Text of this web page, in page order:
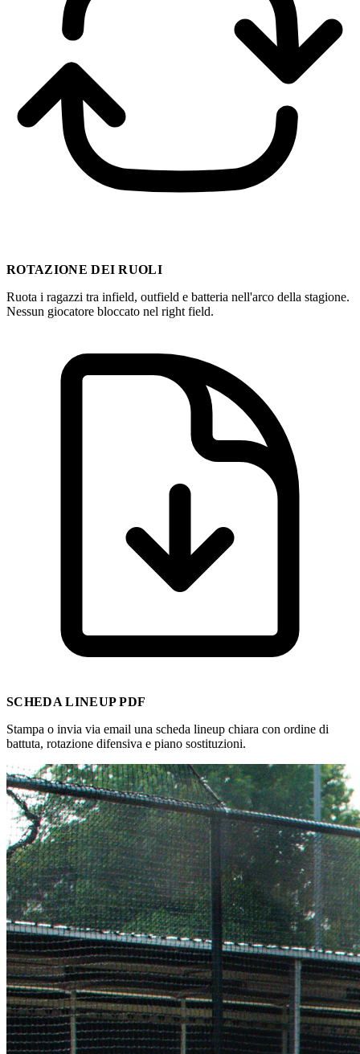
ROTAZIONE DEI RUOLI
Ruota i ragazzi tra infield, outfield e batteria nell'arco della stagione.
Nessun giocatore bloccato nel right field.
SCHEDA LINEUP PDF
Stampa o invia via email una scheda lineup chiara con ordine di
battuta, rotazione difensiva e piano sostituzioni.